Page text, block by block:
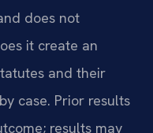
does not
it create an
and their
case. Prior results
results may